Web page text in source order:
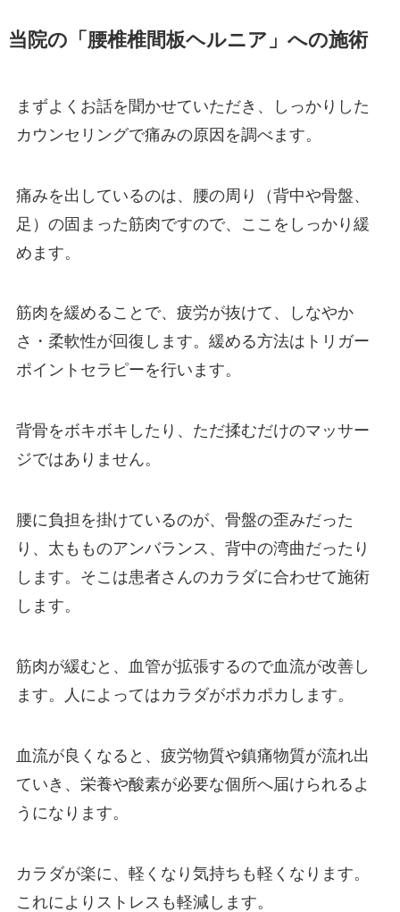
当院の「腰椎椎間板ヘルニア」への施術
まずよくお話を聞かせていただき、しっかりした
カウンセリングで痛みの原因を調べます。
痛みを出しているのは、腰の周り（背中や骨盤、
足）の固まった筋肉ですので、ここをしっかり緩
めます。
筋肉を緩めることで、疲労が抜けて、しなやか
さ・柔軟性が回復します。緩める方法はトリガー
ポイントセラピーを行います。
背骨をボキボキしたり、ただ揉むだけのマッサー
ジではありません。
腰に負担を掛けているのが、骨盤の歪みだった
り、太もものアンバランス、背中の湾曲だったり
します。そこは患者さんのカラダに合わせて施術
します。
筋肉が緩むと、血管が拡張するので血流が改善し
ます。人によってはカラダがポカポカします。
血流が良くなると、疲労物質や鎮痛物質が流れ出
ていき、栄養や酸素が必要な個所へ届けられるよ
うになります。
カラダが楽に、軽くなり気持ちも軽くなります。
これによりストレスも軽減します。